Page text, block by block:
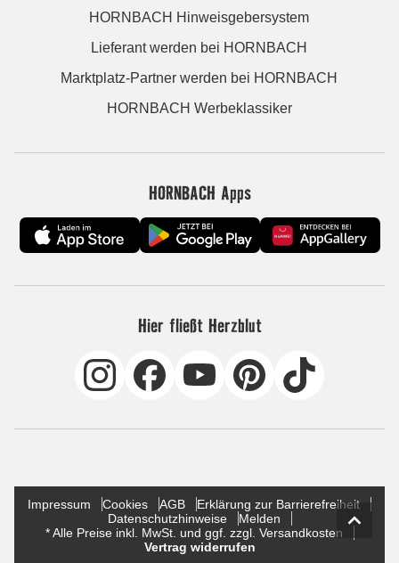
HORNBACH Hinweisgebersystem
Lieferant werden bei HORNBACH
Marktplatz-Partner werden bei HORNBACH
HORNBACH Werbeklassiker
HORNBACH Apps
Hier fließt Herzblut
Impressum Cookies AGB
Erklärung zur Barrierefreiheit
Datenschutzhinweise
Melden
* Alle Preise inkl. MwSt. und ggf. zzgl. Versandkosten
Vertrag widerrufen